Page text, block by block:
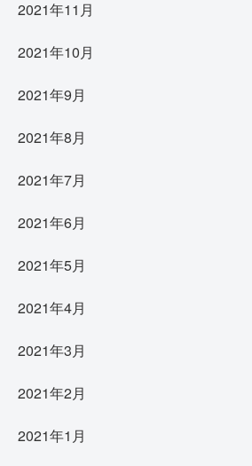
2021年11月
2021年10月
2021年9月
2021年8月
2021年7月
2021年6月
2021年5月
2021年4月
2021年3月
2021年2月
2021年1月